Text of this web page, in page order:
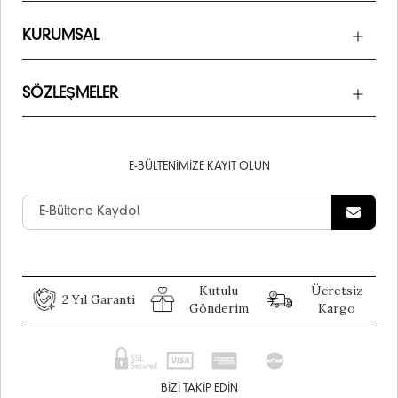
KURUMSAL
SÖZLEŞMELER
E-BÜLTENIMIZE KAYIT OLUN
2 Yıl Garanti
Kutulu
Gönderim
Ücretsiz
Kargo
BIZI TAKIP EDIN